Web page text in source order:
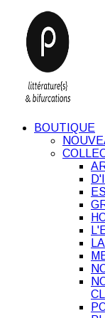
BOUTIQUE